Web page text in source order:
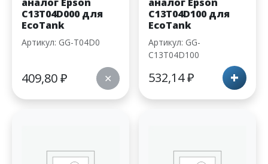
C13T04D000 для
EcoTank
Артикул: GG-T04D0
409,80₽ ✕
C13T04D100 для
EcoTank
Артикул: GG-
C13T04D100
532,14₽ +